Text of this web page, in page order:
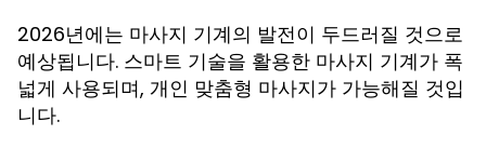
2026년에는 마사지 기계의 발전이 두드러질 것으로
예상됩니다. 스마트 기술을 활용한 마사지 기계가 폭
넓게 사용되며, 개인 맞춤형 마사지가 가능해질 것입
니다.